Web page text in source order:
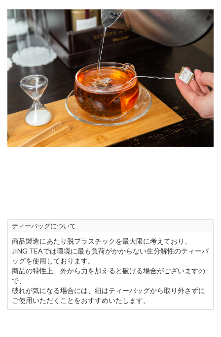
ティーバッグについて
商品製造にあたり脱プラスチックを最大限に考えており、
JING TEAでは環境に最も負荷がかからない生分解性のティーバ
ッグを使用しております。
商品の特性上、外から力を加えると破ける場合がございますの
で、
破れが気になる場合には、紐はティーバッグから取り外さずに
ご使用いただくことをおすすめいたします。